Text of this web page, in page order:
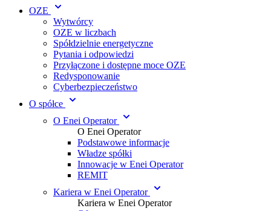
OZE
Wytwórcy
OZE w liczbach
Spółdzielnie energetyczne
Pytania i odpowiedzi
Przyłączone i dostępne moce OZE
Redysponowanie
Cyberbezpieczeństwo
O spółce
O Enei Operator
O Enei Operator
Podstawowe informacje
Władze spółki
Innowacje w Enei Operator
REMIT
Kariera w Enei Operator
Kariera w Enei Operator